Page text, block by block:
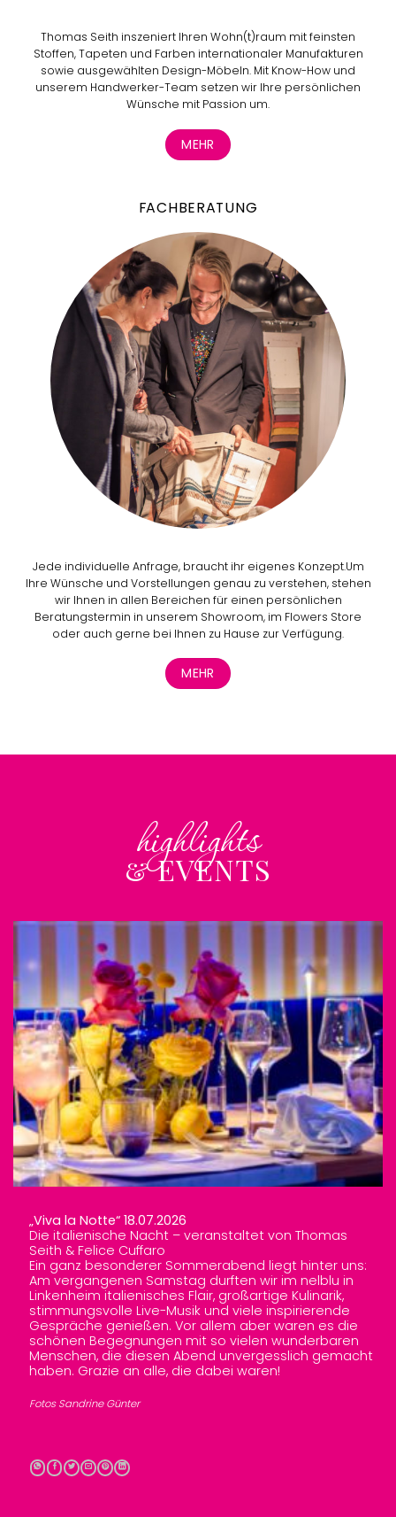
Thomas Seith inszeniert Ihren Wohn(t)raum mit feinsten
Stoffen, Tapeten und Farben internationaler Manufakturen
sowie ausgewählten Design-Möbeln. Mit Know-How und
unserem Handwerker-Team setzen wir Ihre persönlichen
Wünsche mit Passion um.
MEHR
FACHBERATUNG
Jede individuelle Anfrage, braucht ihr eigenes Konzept.Um
Ihre Wünsche und Vorstellungen genau zu verstehen, stehen
wir Ihnen in allen Bereichen für einen persönlichen
Beratungstermin in unserem Showroom, im Flowers Store
oder auch gerne bei Ihnen zu Hause zur Verfügung.
MEHR
highlights
& EVENTS
„Viva la Notte“ 18.07.2026
Die italienische Nacht – veranstaltet von Thomas
Seith & Felice Cuffaro
Ein ganz besonderer Sommerabend liegt hinter uns:
Am vergangenen Samstag durften wir im nelblu in
Linkenheim italienisches Flair, großartige Kulinarik,
stimmungsvolle Live-Musik und viele inspirierende
Gespräche genießen. Vor allem aber waren es die
schönen Begegnungen mit so vielen wunderbaren
Menschen, die diesen Abend unvergesslich gemacht
haben. Grazie an alle, die dabei waren!
Fotos Sandrine Günter